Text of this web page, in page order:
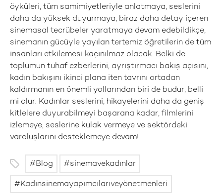
öyküleri, tüm samimiyetleriyle anlatmaya, seslerini
daha da yüksek duyurmaya, biraz daha detay içeren
sinemasal tecrübeler yaratmaya devam edebildikçe,
sinemanın gücüyle yayılan tertemiz öğretilerin de tüm
insanları etkilemesi kaçınılmaz olacak. Belki de
toplumun tuhaf ezberlerini, ayrıştırmacı bakış açısını,
kadın bakışını ikinci plana iten tavrını ortadan
kaldırmanın en önemli yollarından biri de budur, belli
mi olur. Kadınlar seslerini, hikayelerini daha da geniş
kitlelere duyurabilmeyi başarana kadar, filmlerini
izlemeye, seslerine kulak vermeye ve sektördeki
varoluşlarını desteklemeye devam!
Blog sinemavekadınlar
Kadınsinemayapımcılarıveyönetmenleri